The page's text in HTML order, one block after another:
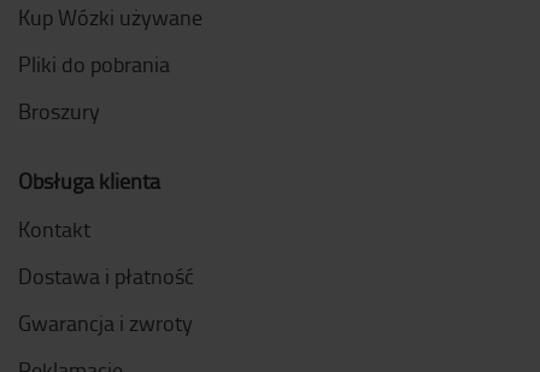
Kup Wózki używane
Pliki do pobrania
Broszury
Obsługa klienta
Kontakt
Dostawa i płatność
Gwarancja i zwroty